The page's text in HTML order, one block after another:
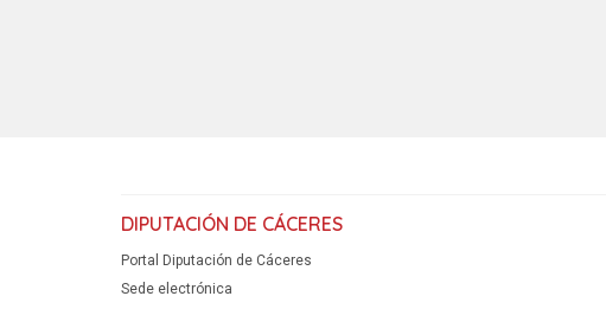
DIPUTACIÓN DE CÁCERES
Portal Diputación de Cáceres
Sede electrónica